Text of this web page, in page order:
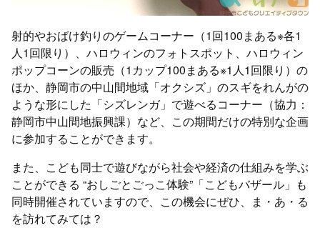
射的やおばけ釣りのゲームコーナー（1回100まある※各1
人1回限り）、ハロウィンのフォトスポット、ハロウィン
ポップコーンの販売（1カップ100まある※1人1回限り）の
ほか、静岡市の中山間地域「オクシズ」のスギをれんがの
ような形にした「シズレンガ」で遊べるコーナー（協力：
静岡市中山間地振興課）など、この期間だけの特別な企画
に参加することができます。
また、こども同士で遊びながら社会や経済の仕組みを学ぶ
ことができる “おしごとごっこ体験”「こどもバザール」も
同時開催されていますので、この機会にぜひ、ま・あ・る
を訪れてみては？